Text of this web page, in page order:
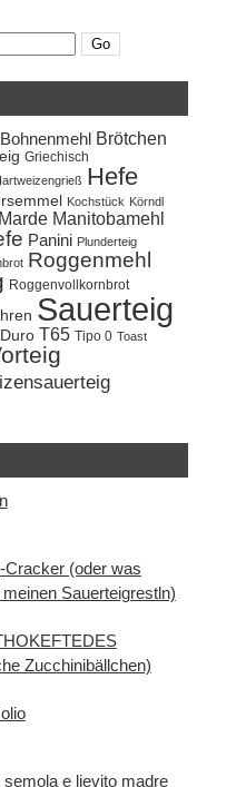
Bohnenmehl Brötchen
Griechisch
Hefe
Kochstück Körndl
Manitobamehl
Panini Plunderteig
Roggenmehl
Roggenvollkornbrot
Sauerteig
T65 Tipo 0 Toast
Cracker (oder was
Sauerteigrestln)
Zucchinibällchen)
semola e lievito madre